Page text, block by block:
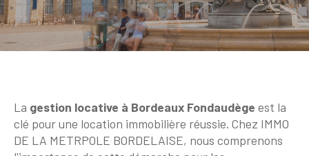
La gestion locative à Bordeaux Fondaudège est la
clé pour une location immobilière réussie. Chez IMMO
DE LA METRPOLE BORDELAISE, nous comprenons